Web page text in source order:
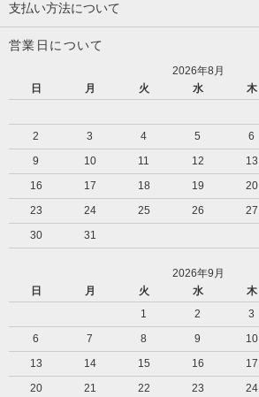
支払い方法について
営業日について
2026年8月
日
月 火 水 木
2
3 4 5 6
9
10 11 12 13
16
17 18 19 20
23
24 25 26 27
30
31
2026年9月
日
月 火 水 木
1
2 3
6
7 8 9 10
13
14 15 16 17
20
21 22 23 24